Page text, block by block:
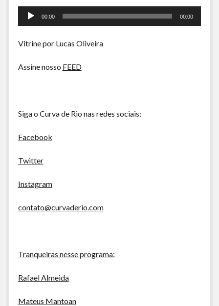
Tocador
00:00 00:00
Vitrine por Lucas Oliveira
Assine nosso FEED
Siga o Curva de Rio nas redes sociais:
Facebook
Twitter
Instagram
contato@curvaderio.com
Tranqueiras nesse programa:
Rafael Almeida
Mateus Mantoan